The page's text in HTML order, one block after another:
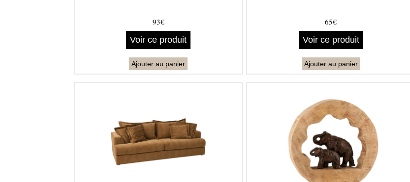
93€
Voir ce produit
Ajouter au panier
65€
Voir ce produit
Ajouter au panier